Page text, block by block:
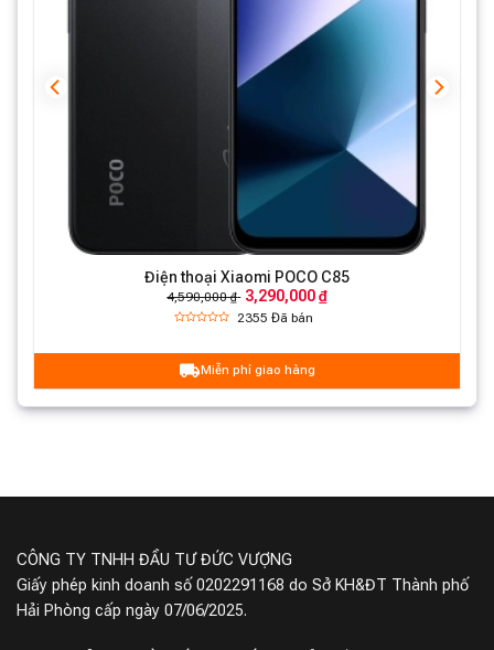
Điện thoại Xiaomi POCO C85
4,590,000 ₫ 3,290,000 ₫
2355 Đã bán
Miễn phí giao hàng
CÔNG TY TNHH ĐẦU TƯ ĐỨC VƯỢNG
Giấy phép kinh doanh số 0202291168 do Sở KH&ĐT Thành phố
Hải Phòng cấp ngày 07/06/2025.